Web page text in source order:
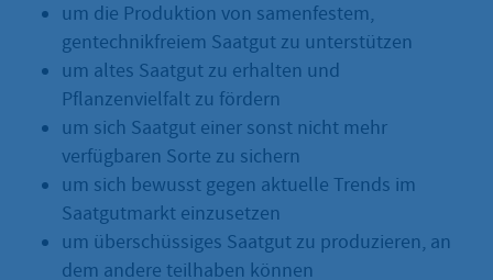
um die Produktion von samenfestem,
gentechnikfreiem Saatgut zu unterstützen
um altes Saatgut zu erhalten und
Pflanzenvielfalt zu fördern
um sich Saatgut einer sonst nicht mehr
verfügbaren Sorte zu sichern
um sich bewusst gegen aktuelle Trends im
Saatgutmarkt einzusetzen
um überschüssiges Saatgut zu produzieren, an
dem andere teilhaben können